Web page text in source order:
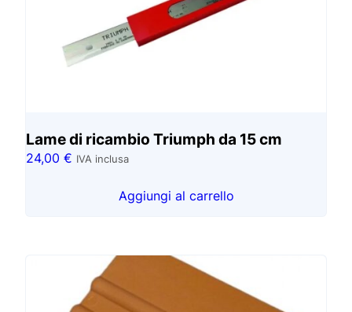
Lame di ricambio Triumph da 15 cm
24,00 € IVA inclusa
Aggiungi al carrello